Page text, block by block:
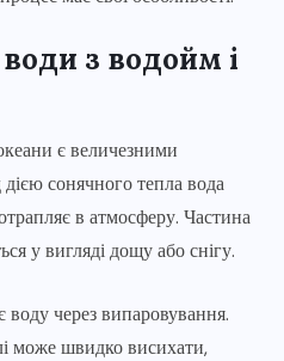
з водойм і
є величезними
сонячного тепла вода
в атмосферу. Частина
у вигляді дощу або снігу.
воду через випаровування.
може швидко висихати,